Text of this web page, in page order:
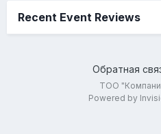
Recent Event Reviews
Обратная
ТОО
Powered by